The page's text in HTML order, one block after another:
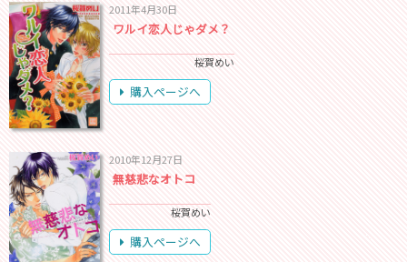
2011年4月30日
ワルイ恋人じゃダメ？
桜賀めい
購入ページへ
2010年12月27日
無慈悲なオトコ
桜賀めい
購入ページへ